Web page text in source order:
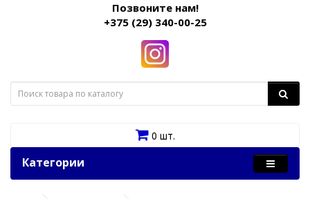
Позвоните нам!
+375 (29) 340-00-25
0 шт.
Категории